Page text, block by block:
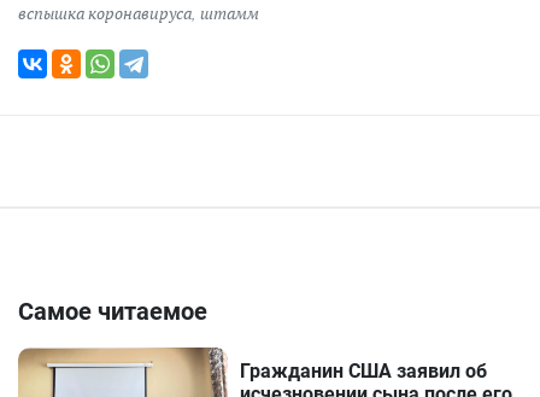
вспышка коронавируса штамм
Самое читаемое
Гражданин США заявил об